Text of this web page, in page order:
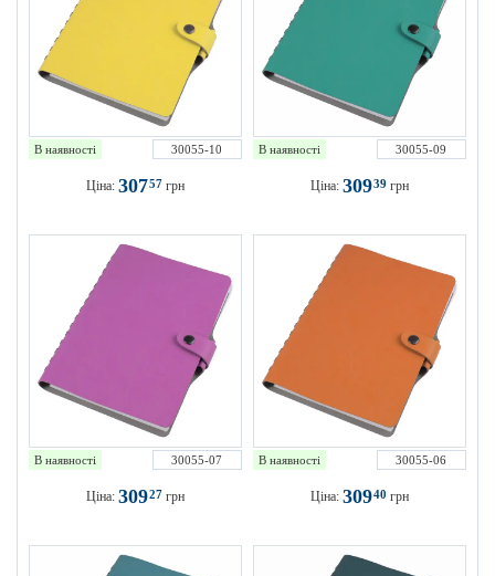
В наявності 30055-10
Ціна: 30757 грн
В наявності 30055-09
Ціна: 30939 грн
В наявності 30055-07
Ціна: 30927 грн
В наявності 30055-06
Ціна: 30940 грн